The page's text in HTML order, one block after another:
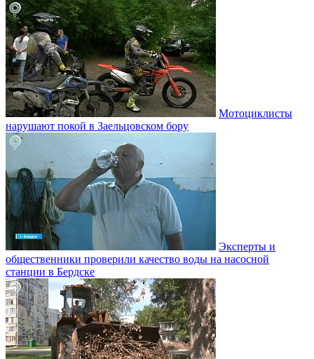
Мотоциклисты
нарушают покой в Заельцовском бору
Эксперты и
общественники проверили качество воды на насосной
станции в Бердске